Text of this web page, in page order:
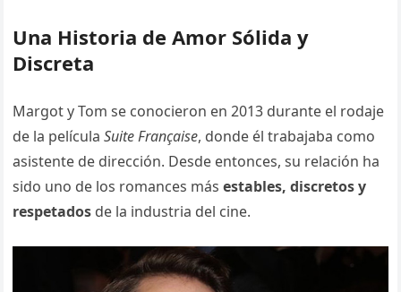
Una Historia de Amor Sólida y
Discreta
Margot y Tom se conocieron en 2013 durante el rodaje
de la películaSuite Française, donde él trabajaba como
asistente de dirección. Desde entonces, su relación ha
sido uno de los romances másestables, discretos y
respetados de la industria del cine.